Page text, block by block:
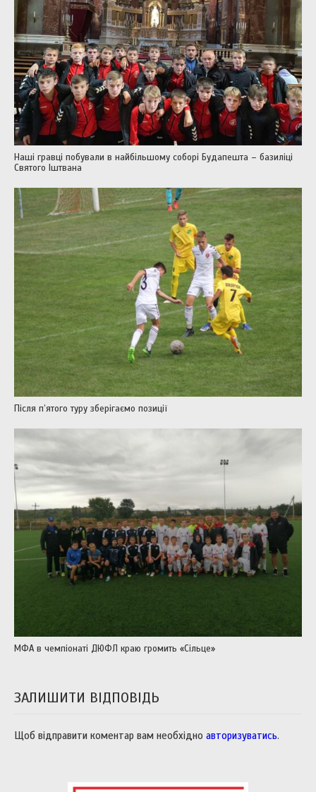
Наші гравці побували в найбільшому соборі Будапешта – базиліці
Святого Іштвана
Після п’ятого туру зберігаємо позиції
МФА в чемпіонаті ДЮФЛ краю громить «Сільце»
ЗАЛИШИТИ ВІДПОВІДЬ
Щоб відправити коментар вам необхідно авторизуватись.